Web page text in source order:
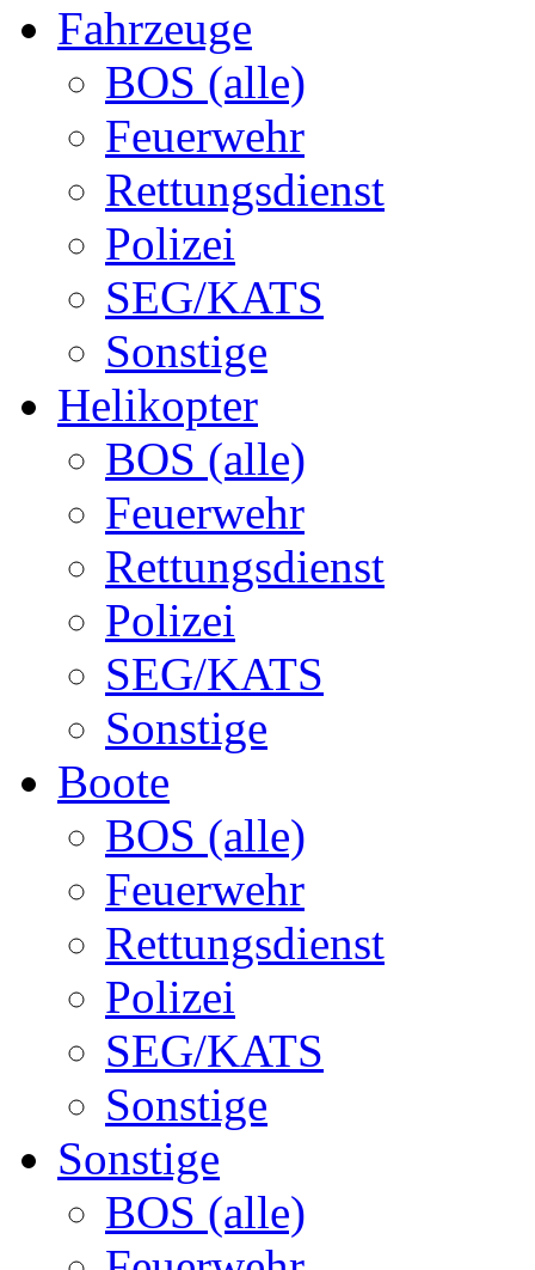
Fahrzeuge
BOS (alle)
Feuerwehr
Rettungsdienst
Polizei
SEG/KATS
Sonstige
Helikopter
BOS (alle)
Feuerwehr
Rettungsdienst
Polizei
SEG/KATS
Sonstige
Boote
BOS (alle)
Feuerwehr
Rettungsdienst
Polizei
SEG/KATS
Sonstige
Sonstige
BOS (alle)